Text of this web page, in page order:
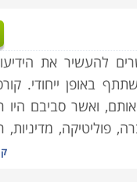
להעשיר את
באופן ייחודי.
ואשר סביבם היו
פוליטיקה,
חובה, הרי